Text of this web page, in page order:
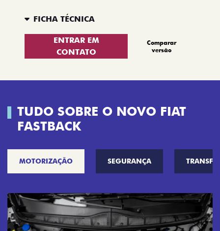
FICHA TÉCNICA
ENTRAR EM
CONTATO
Comparar
versão
TUDO SOBRE O NOVO FIAT
FASTBACK
MOTORIZAÇÃO SEGURANÇA